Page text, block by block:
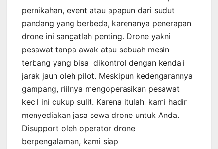
pernikahan, event atau apapun dari sudut
pandang yang berbeda, karenanya penerapan
drone ini sangatlah penting. Drone yakni
pesawat tanpa awak atau sebuah mesin
terbang yang bisa dikontrol dengan kendali
jarak jauh oleh pilot. Meskipun kedengarannya
gampang, riilnya mengoperasikan pesawat
kecil ini cukup sulit. Karena itulah, kami hadir
menyediakan jasa sewa drone untuk Anda.
Disupport oleh operator drone
berpengalaman, kami siap